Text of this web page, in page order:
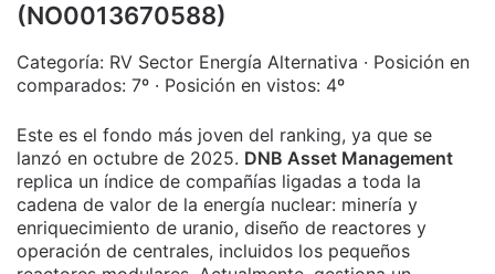
(NO0013670588)
Categoría: RV Sector Energía Alternativa · Posición en
comparados: 7º · Posición en vistos: 4º
Este es el fondo más joven del ranking, ya que se
lanzó en octubre de 2025. DNB Asset Management
replica un índice de compañías ligadas a toda la
cadena de valor de la energía nuclear: minería y
enriquecimiento de uranio, diseño de reactores y
operación de centrales, incluidos los pequeños